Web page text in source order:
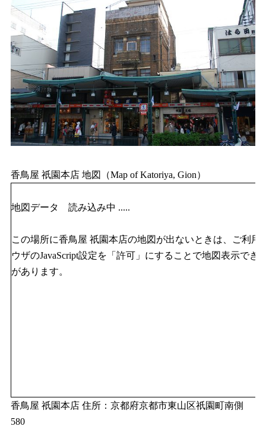
香鳥屋 祇園本店 地図（Map of Katoriya, Gion）
地図データ 読み込み中 .....
この場所に香鳥屋 祇園本店の地図が出ないときは、ご利用
ウザのJavaScript設定を「許可」にすることで地図表示でき
があります。
香鳥屋 祇園本店 住所：京都府京都市東山区祇園町南側
580